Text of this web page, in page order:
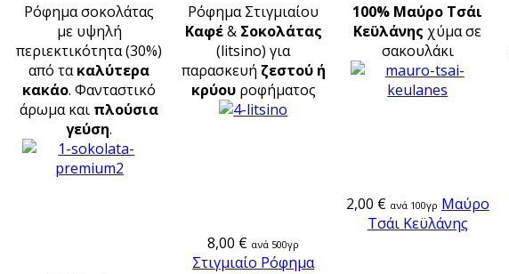
Ρόφημα σοκολάτας
με υψηλή
περιεκτικότητα (30%)
από τακαλύτερα
κακάο. Φανταστικό
άρωμα και πλούσια
γεύση.
Ρόφημα Στιγμιαίου
Καφέ& Σοκολάτας
(litsino) για
παρασκευή ζεστού ή
κρύουροφήματος
8,00 € ανά 500γρ
Στιγμιαίο Ρόφημα
100% Μαύρο Τσάι
Κεϋλάνης χύμα σε
σακουλάκι
2,00 € ανά 100γρ Μαύρο
Τσάι Κεϋλάνης